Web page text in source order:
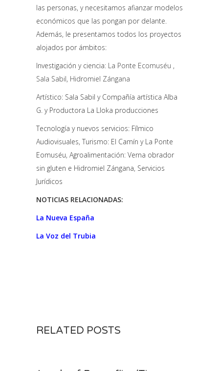
las personas, y necesitamos afianzar modelos
económicos que las pongan por delante.
Además, le presentamos todos los proyectos
alojados por ámbitos:
Investigación y ciencia: La Ponte Ecomuséu ,
Sala Sabil, Hidromiel Zángana
Artístico: Sala Sabil y Compañía artística Alba
G. y Productora La Lloka producciones
Tecnología y nuevos servicios: Fílmico
Audiovisuales, Turismo: El Camín y La Ponte
Eomuséu, Agroalimentación: Verna obrador
sin gluten e Hidromiel Zángana, Servicios
Jurídicos
NOTICIAS RELACIONADAS:
La Nueva España
La Voz del Trubia
RELATED POSTS